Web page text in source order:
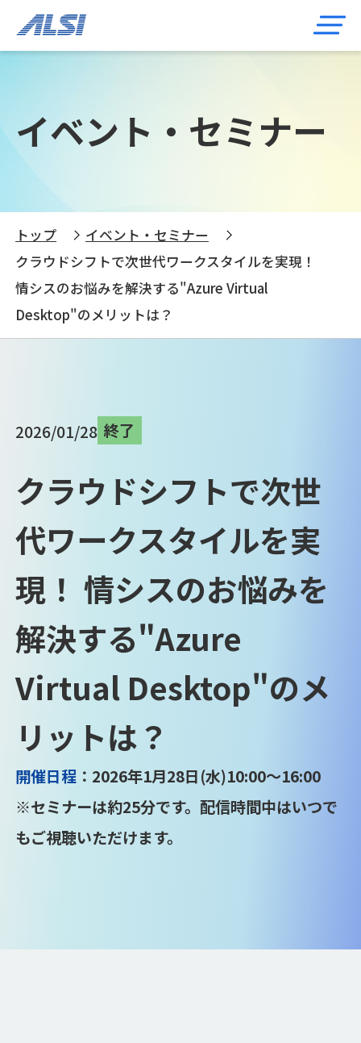
イベント・セミナー
トップ
イベント・セミナー
クラウドシフトで次世代ワークスタイルを実現！
情シスのお悩みを解決する"Azure Virtual
Desktop"のメリットは？
2026/01/28 終了
クラウドシフトで次世
代ワークスタイルを実
現！ 情シスのお悩みを
解決する"Azure
Virtual Desktop"のメ
リットは？
開催日程 ：2026年1月28日(水)10:00〜16:00
※セミナーは約25分です。配信時間中はいつで
もご視聴いただけます。